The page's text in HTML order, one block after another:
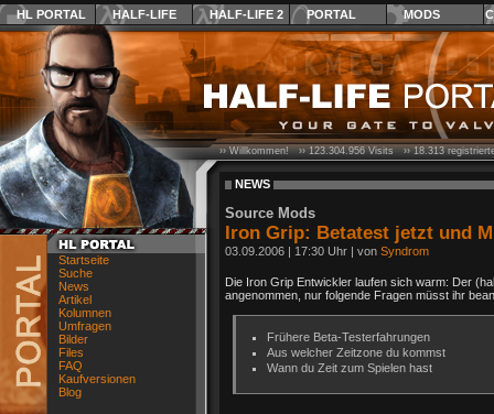
HL PORTAL HALF-LIFE HALF-LIFE 2 PORTAL MODS
Startseite
Suche
News
Artikel
Kolumnen
Umfragen
Bilder
Files
FAQ
Kaufversionen
Blog
›› Willkommen! ››123.304.956Visits ››18.313
NEWS
Source Mods
Iron Grip: Betatest jetzt und
03.09.2006 | 17:30 Uhr | von Syndrom
Die Iron Grip Entwickler laufen sich warm: Der
angenommen, nur folgende Fragen müsst ihr
Frühere Beta-Testerfahrungen
Aus welcher Zeitzone du kommst
Wann du Zeit zum Spielen hast